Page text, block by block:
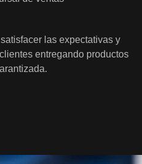
las expectativas y
entregando productos